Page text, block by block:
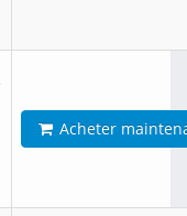
Acheter